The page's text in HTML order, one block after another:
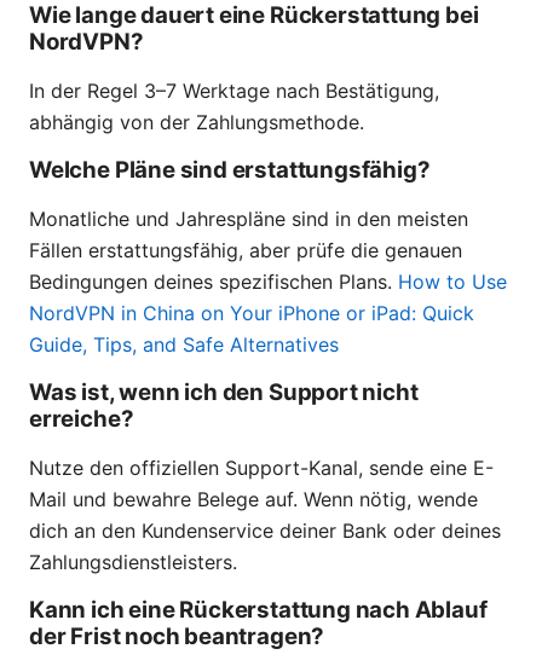
Wie lange dauert eine Rückerstattung bei
NordVPN?
In der Regel 3–7 Werktage nach Bestätigung,
abhängig von der Zahlungsmethode.
Welche Pläne sind erstattungsfähig?
Monatliche und Jahrespläne sind in den meisten
Fällen erstattungsfähig, aber prüfe die genauen
Bedingungen deines spezifischen Plans. How to Use
NordVPN in China on Your iPhone or iPad: Quick
Guide, Tips, and Safe Alternatives
Was ist, wenn ich den Support nicht
erreiche?
Nutze den offiziellen Support-Kanal, sende eine E-
Mail und bewahre Belege auf. Wenn nötig, wende
dich an den Kundenservice deiner Bank oder deines
Zahlungsdienstleisters.
Kann ich eine Rückerstattung nach Ablauf
der Frist noch beantragen?